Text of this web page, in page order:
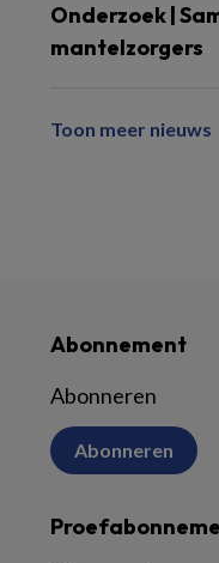
Onderzoek |
mantelzorgers
Toon meer nieuws
Abonnement
Abonneren
Abonneren